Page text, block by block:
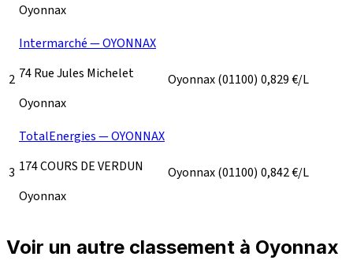
Oyonnax
2
Intermarché — OYONNAX
74 Rue Jules Michelet
Oyonnax
Oyonnax(01100) 0,829€/L
3
TotalEnergies — OYONNAX
174 COURS DE VERDUN
Oyonnax
Oyonnax(01100) 0,842€/L
Voir un autre classement à Oyonnax